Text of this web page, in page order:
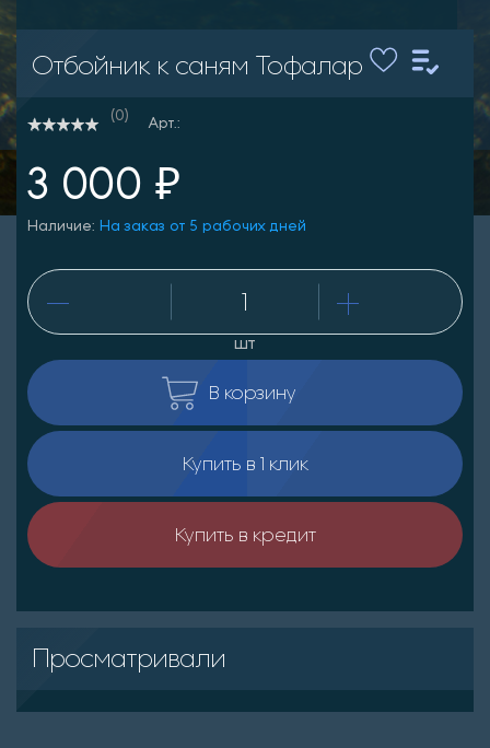
Отбойник к саням Тофалар
(0)
Арт.:
3 000 ₽
Наличие: На заказ от 5 рабочих дней
шт
В корзину
Купить в 1 клик
Купить в кредит
Просматривали